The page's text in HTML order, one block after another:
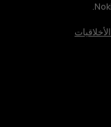
الأخلاقيات